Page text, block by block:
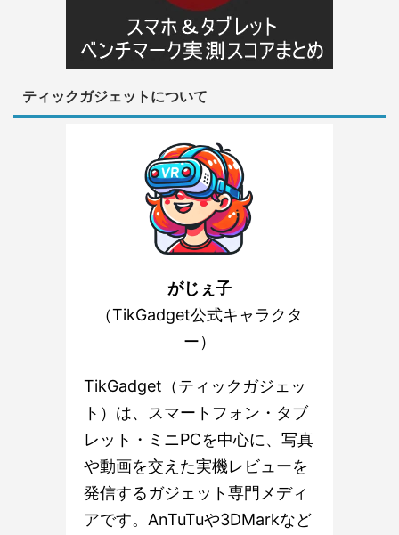
ティックガジェットについて
がじぇ子
（TikGadget公式キャラクタ
ー）
TikGadget（ティックガジェッ
ト）は、スマートフォン・タブ
レット・ミニPCを中心に、写真
や動画を交えた実機レビューを
発信するガジェット専門メディ
アです。AnTuTuや3DMarkなど